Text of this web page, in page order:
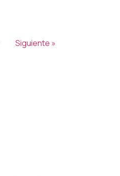
Siguiente »